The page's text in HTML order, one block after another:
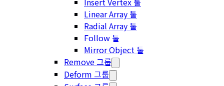
Linear Array 툴
Radial Array 툴
Follow 툴
Mirror Object 툴
Remove 그룹
Deform 그룹